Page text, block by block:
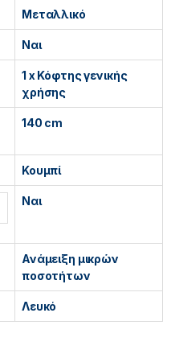
Μεταλλικό
Ναι
1 x Κόφτης γενικής
χρήσης
140 cm
Κουμπί
Ναι
Ανάμειξη μικρών
ποσοτήτων
Λευκό